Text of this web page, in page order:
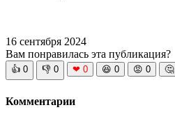
16 сентября 2024
Вам понравилась эта публикация?
👍 0 👎 0 ❤ 0 😆 0 😡 0 🤔
Комментарии